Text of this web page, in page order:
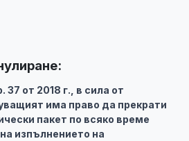
от 2018 г., в сила от
има право да прекрати
пакет по всяко време
изпълнението на